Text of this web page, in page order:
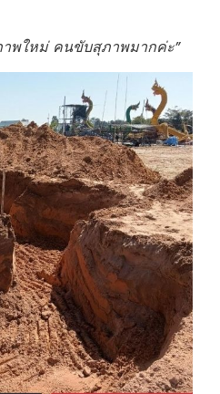
าพใหม่ คนขับสุภาพมากค่ะ”